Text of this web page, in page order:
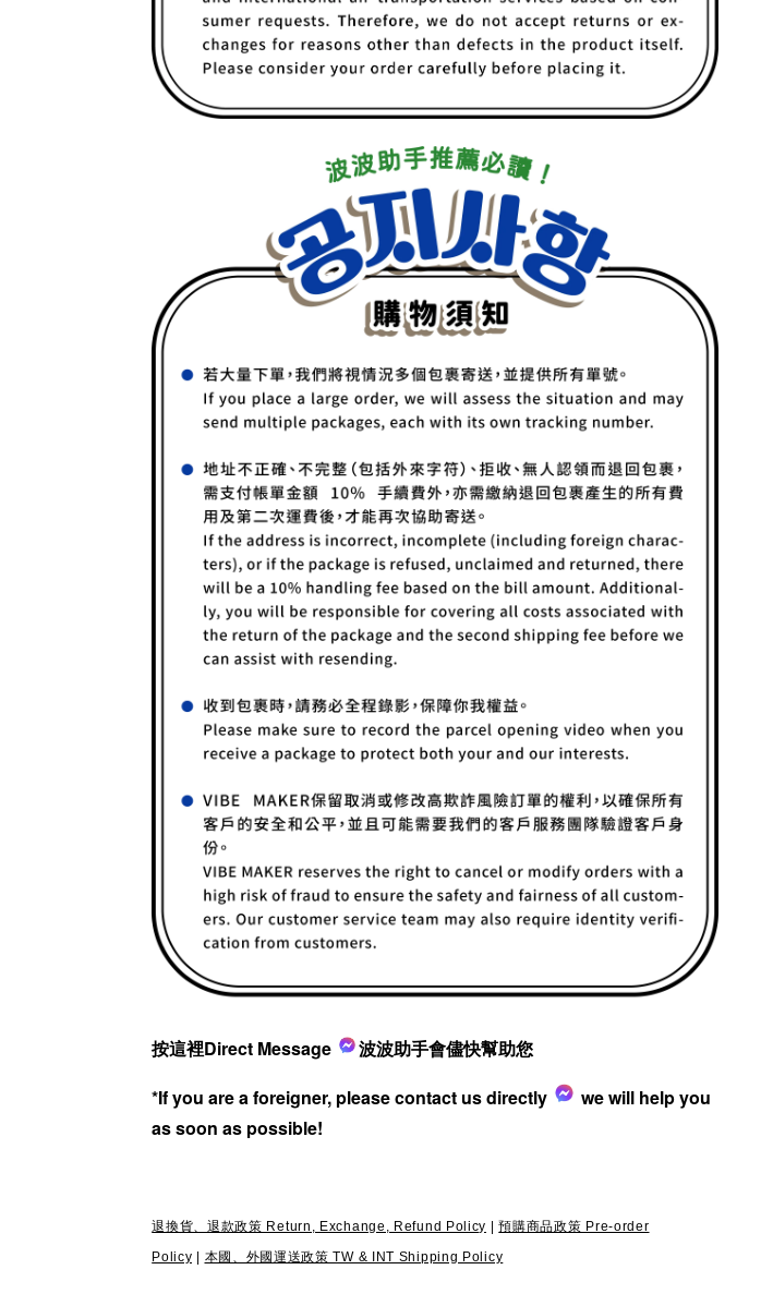
按這裡Direct Message
波波助手會儘快幫助您
*If you are a foreigner, please contact us directly
we will help you
as soon as possible!
退換貨、退款政策 Return, Exchange, Refund Policy |預購商品政策 Pre-order
Policy | 本國、外國運送政策 TW & INT Shipping Policy